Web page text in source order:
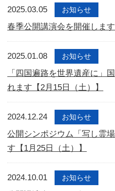
2025.03.05 お知らせ
春季公開講演会を開催します
2025.01.08 お知らせ
「四国遍路を世界遺産に」
れます【2月15日（土）】
2024.12.24 お知らせ
公開シンポジウム「写し霊
す【1月25日（土）】
2024.10.01 お知らせ